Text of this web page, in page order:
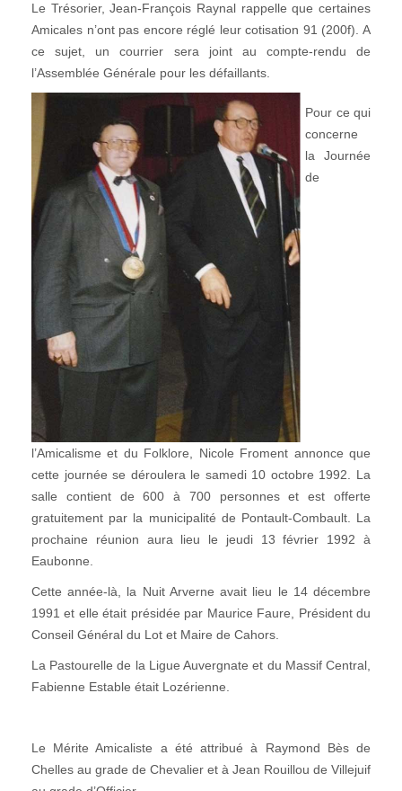
Le Trésorier, Jean-François Raynal rappelle que certaines
Amicales n’ont pas encore réglé leur cotisation 91 (200f). A
ce sujet, un courrier sera joint au compte-rendu de
l’Assemblée Générale pour les défaillants.
Pour ce qui
concerne
la Journée
de
l’Amicalisme et du Folklore, Nicole Froment annonce que
cette journée se déroulera le samedi 10 octobre 1992. La
salle contient de 600 à 700 personnes et est offerte
gratuitement par la municipalité de Pontault-Combault. La
prochaine réunion aura lieu le jeudi 13 février 1992 à
Eaubonne.
Cette année-là, la Nuit Arverne avait lieu le 14 décembre
1991 et elle était présidée par Maurice Faure, Président du
Conseil Général du Lot et Maire de Cahors.
La Pastourelle de la Ligue Auvergnate et du Massif Central,
Fabienne Estable était Lozérienne.
Le Mérite Amicaliste a été attribué à Raymond Bès de
Chelles au grade de Chevalier et à Jean Rouillou de Villejuif